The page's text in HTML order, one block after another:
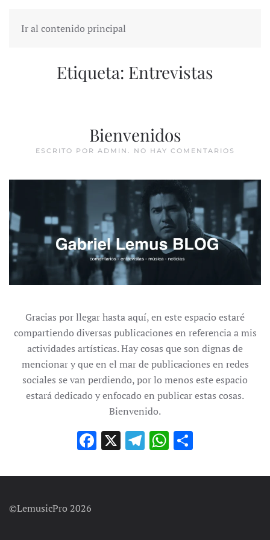
Ir al contenido principal
Etiqueta: Entrevistas
Bienvenidos
ESCRITO POR ADMIN . NO HAY COMENTARIOS
Gracias por llegar hasta aquí, en este espacio estaré
compartiendo diversas publicaciones en referencia a mis
actividades artísticas. Hay cosas que son dignas de
mencionar y que en el mar de publicaciones en redes
sociales se van perdiendo, por lo menos este espacio
estará dedicado y enfocado en publicar estas cosas.
Bienvenido.
Facebook
X Telegram
WhatsApp
©LemusicPro 2026